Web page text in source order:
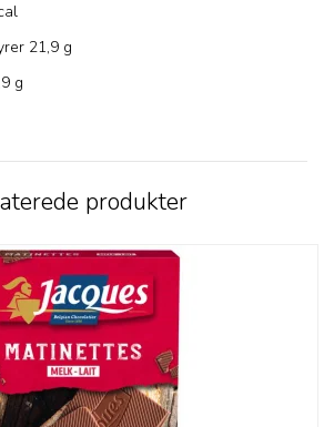
21,9 g
g
produkter